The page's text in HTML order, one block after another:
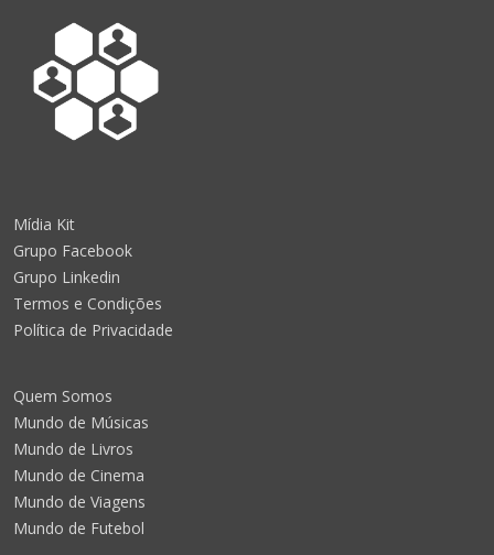
Mídia Kit
Grupo Facebook
Grupo Linkedin
Termos e Condições
Política de Privacidade
Quem Somos
Mundo de Músicas
Mundo de Livros
Mundo de Cinema
Mundo de Viagens
Mundo de Futebol